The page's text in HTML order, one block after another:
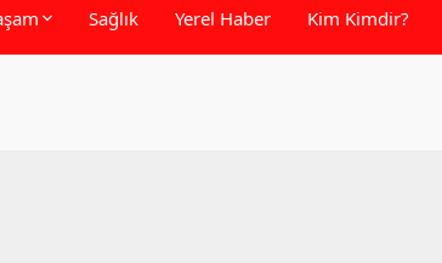
Sağlık Yerel Haber Kim Kimdir?